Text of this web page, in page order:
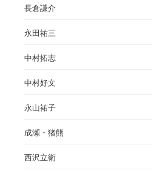
長倉謙介
永田祐三
中村拓志
中村好文
永山祐子
成瀬・猪熊
西沢立衛